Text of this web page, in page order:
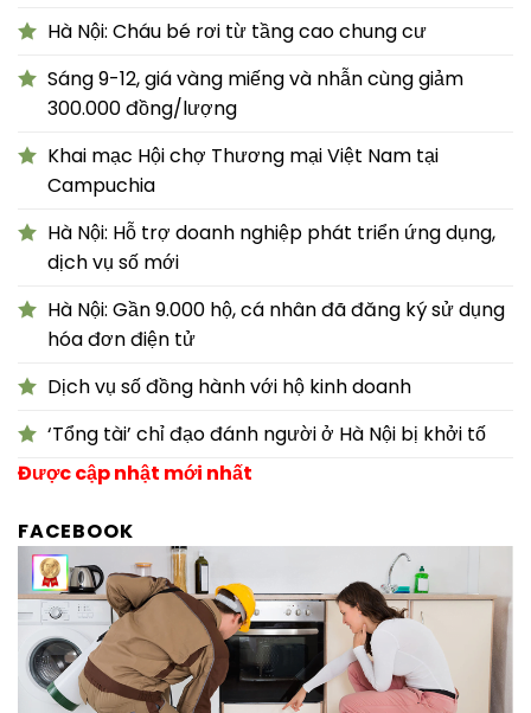
Hà Nội: Cháu bé rơi từ tầng cao chung cư
Sáng 9-12, giá vàng miếng và nhẫn cùng giảm
300.000 đồng/lượng
Khai mạc Hội chợ Thương mại Việt Nam tại
Campuchia
Hà Nội: Hỗ trợ doanh nghiệp phát triển ứng dụng,
dịch vụ số mới
Hà Nội: Gần 9.000 hộ, cá nhân đã đăng ký sử dụng
hóa đơn điện tử
Dịch vụ số đồng hành với hộ kinh doanh
‘Tổng tài’ chỉ đạo đánh người ở Hà Nội bị khởi tố
Được cập nhật mới nhất
FACEBOOK